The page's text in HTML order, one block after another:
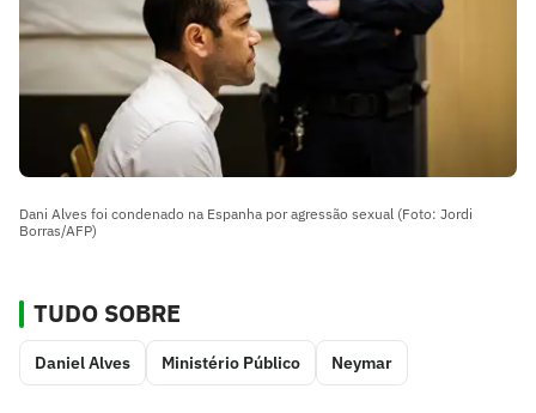
Dani Alves foi condenado na Espanha por agressão sexual (Foto: Jordi
Borras/AFP)
TUDO SOBRE
Daniel Alves Ministério Público Neymar